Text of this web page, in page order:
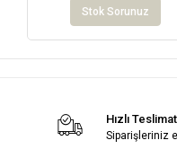
Stok Sorunuz
Hızlı Teslimat
Siparişleriniz